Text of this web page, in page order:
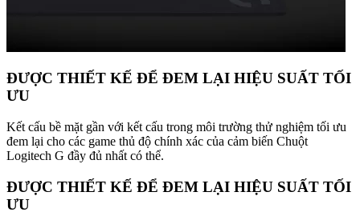
ĐƯỢC THIẾT KẾ ĐỂ ĐEM LẠI HIỆU SUẤT TỐI
ƯU
Kết cấu bề mặt gần với kết cấu trong môi trường thử nghiệm tối ưu
đem lại cho các game thủ độ chính xác của cảm biến Chuột
Logitech G đầy đủ nhất có thể.
ĐƯỢC THIẾT KẾ ĐỂ ĐEM LẠI HIỆU SUẤT TỐI
ƯU